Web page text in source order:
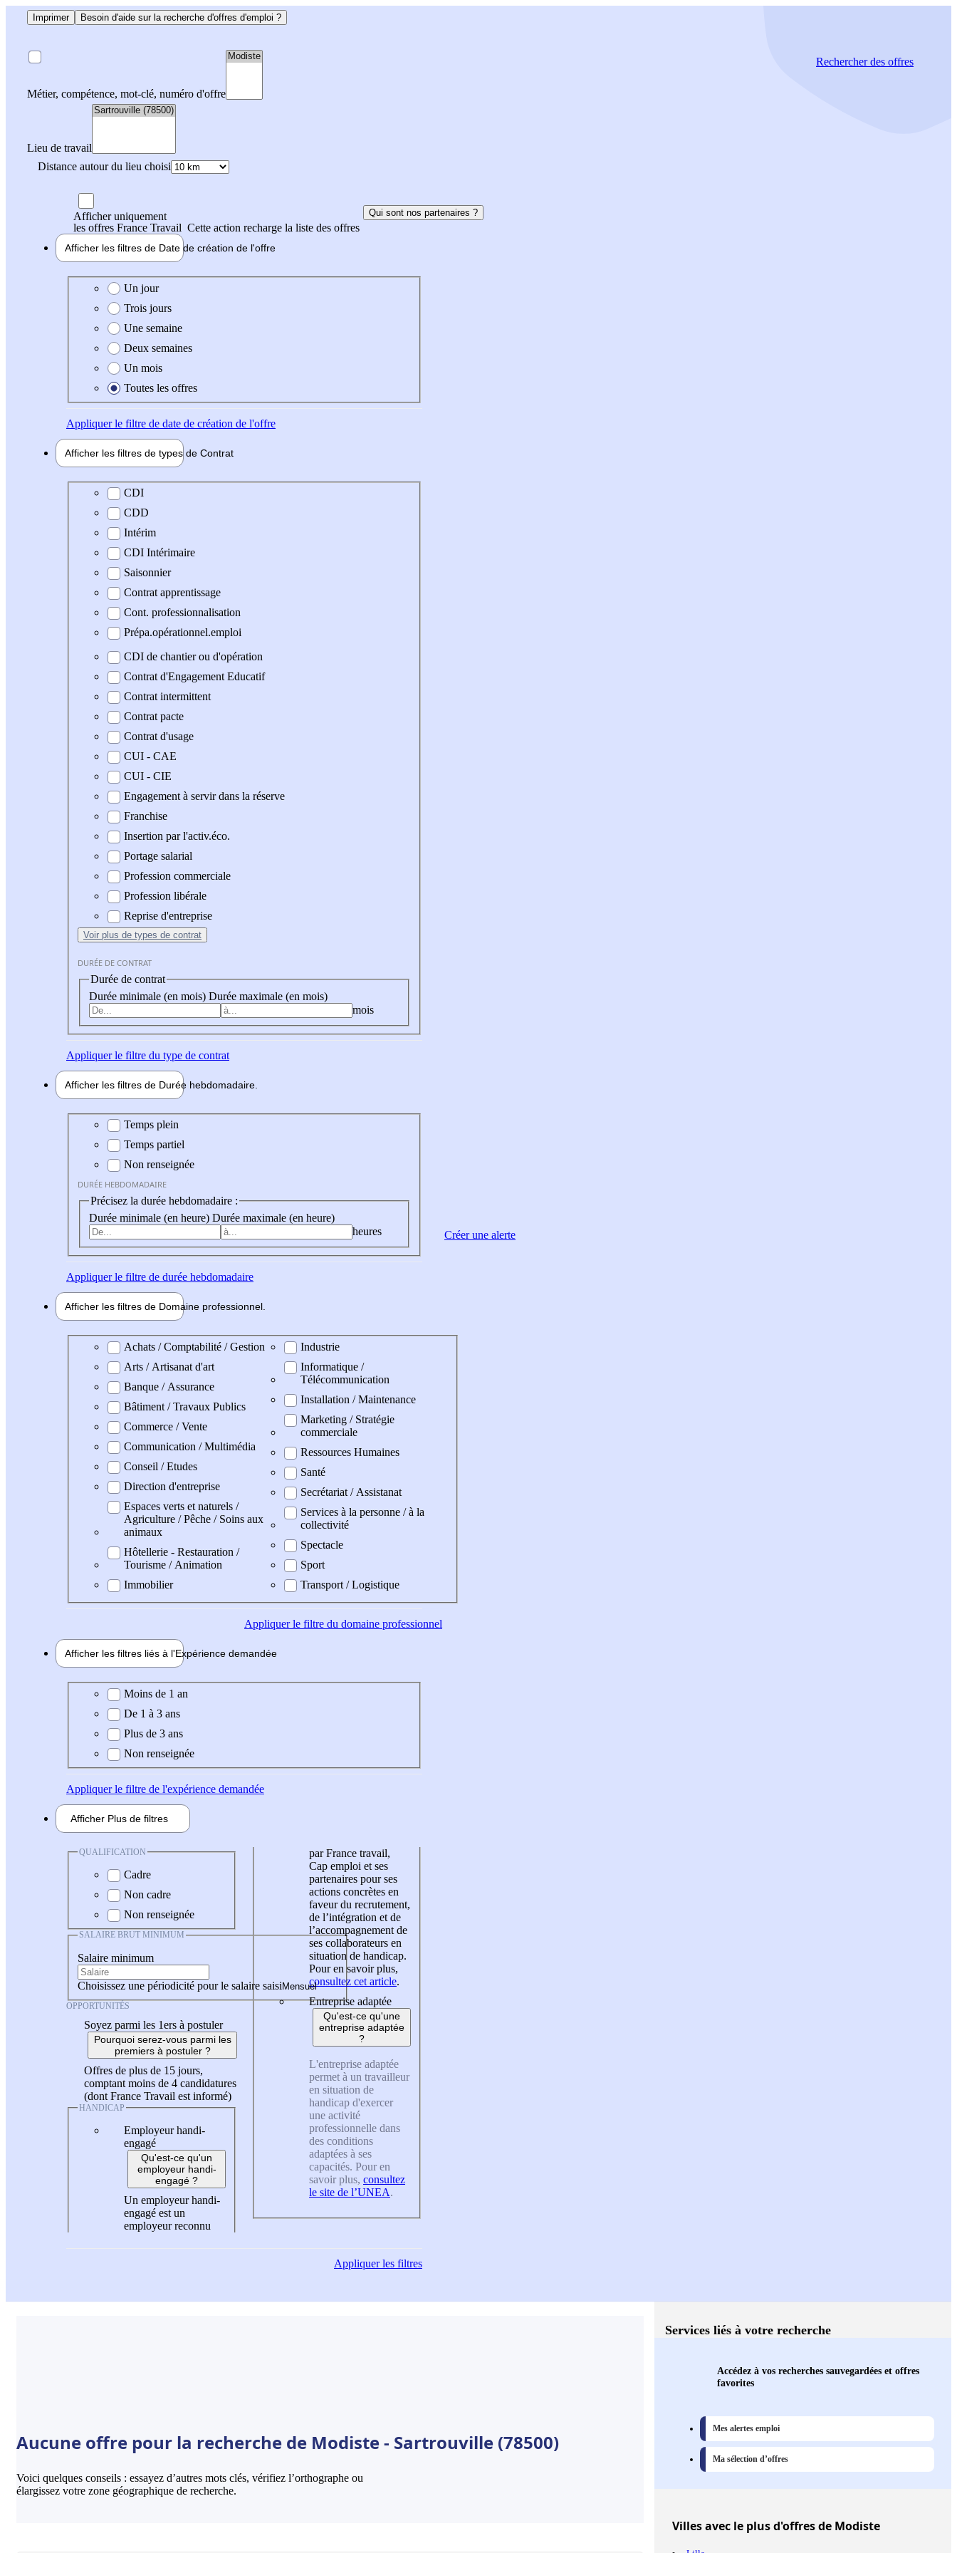
Imprimer Besoin d'aide sur la recherche d'offres d'emploi ?
Métier, compétence, mot-clé, numéro d'offre
Lieu de travail
Distance autour du lieu choisi
Rechercherdes offres
Afficher uniquement
les offres France Travail Cette action recharge la liste des offres
Qui sont nos partenaires ?
Afficher les filtres de Date de création de l'offre
Date de création de l'offre
Un jour
Trois jours
Une semaine
Deux semaines
Un mois
Toutes les offres
Appliquerle filtre de date de création de l'offre
Afficher les filtres de types de Contrat
Type de contrat
CDI
CDD
Intérim
CDI Intérimaire
Saisonnier
Contrat apprentissage
Cont. professionnalisation
Prépa.opérationnel.emploi
CDI de chantier ou d'opération
Contrat d'Engagement Educatif
Contrat intermittent
Contrat pacte
Contrat d'usage
CUI - CAE
CUI - CIE
Engagement à servir dans la réserve
Franchise
Insertion par l'activ.éco.
Portage salarial
Profession commerciale
Profession libérale
Reprise d'entreprise
Voir plus de types de contrat
DURÉE DE CONTRAT
Durée de contrat
Durée minimale (en mois) Durée maximale (en mois)
mois
Appliquerle filtre du type de contrat
Afficher les filtres de Durée hebdomadaire
Durée hebdomadaire
Temps plein
Temps partiel
Non renseignée
DURÉE HEBDOMADAIRE
Précisez la durée hebdomadaire :
Durée minimale (en heure) Durée maximale (en heure)
heures
Appliquerle filtre de durée hebdomadaire
Afficher les filtres de Domaine professionnel
Domaine professionel
Achats / Comptabilité / Gestion
Arts / Artisanat d'art
Banque / Assurance
Bâtiment / Travaux Publics
Commerce / Vente
Communication / Multimédia
Conseil / Etudes
Direction d'entreprise
Espaces verts et naturels /
Agriculture / Pêche / Soins aux
animaux
Hôtellerie - Restauration /
Tourisme / Animation
Immobilier
Industrie
Informatique /
Télécommunication
Installation / Maintenance
Marketing / Stratégie
commerciale
Ressources Humaines
Santé
Secrétariat / Assistanat
Services à la personne / à la
collectivité
Spectacle
Sport
Transport / Logistique
Appliquerle filtre du domaine professionnel
Afficher les filtres liés à l'Expérience demandée
Expérience demandée
Moins de 1 an
De 1 à 3 ans
Plus de 3 ans
Non renseignée
Appliquerle filtre de l'expérience demandée
Afficher Plus de filtres
QUALIFICATION
Cadre
Non cadre
Non renseignée
SALAIRE BRUT MINIMUM
Salaire minimum
Choisissez une périodicité pour le salaire saisi
OPPORTUNITÉS
Soyez parmi les 1ers à postuler
Pourquoi serez-vous parmi les
premiers à postuler ?
Offres de plus de 15 jours,
comptant moins de 4 candidatures
(dont France Travail est informé)
HANDICAP
Employeur handi-
engagé
Qu'est-ce qu'un
employeur handi-
engagé ?
Un employeur handi-
engagé est un
employeur reconnu
par France travail,
Cap emploi et ses
partenaires pour ses
actions concrètes en
faveur du recrutement,
de l’intégration et de
l’accompagnement de
ses collaborateurs en
situation de handicap.
Pour en savoir plus,
consultez cet article.
Entreprise adaptée
Qu'est-ce qu'une
entreprise adaptée
?
L'entreprise adaptée
permet à un travailleur
en situation de
handicap d'exercer
une activité
professionnelle dans
des conditions
adaptées à ses
capacités. Pour en
savoir plus, consultez
le site de l’UNEA.
Appliquerles filtres
Créer une alerte
Aucune offre pour la recherche de Modiste - Sartrouville (78500)
Voici quelques conseils : essayez d’autres mots clés, vérifiez l’orthographe ou
élargissez votre zone géographique de recherche.
Services liés à votre recherche
Accédez à vos recherches sauvegardées et offres
favorites
Mes alertes emploi
Ma sélection d’offres
Villesavec le plus d'offres de Modiste